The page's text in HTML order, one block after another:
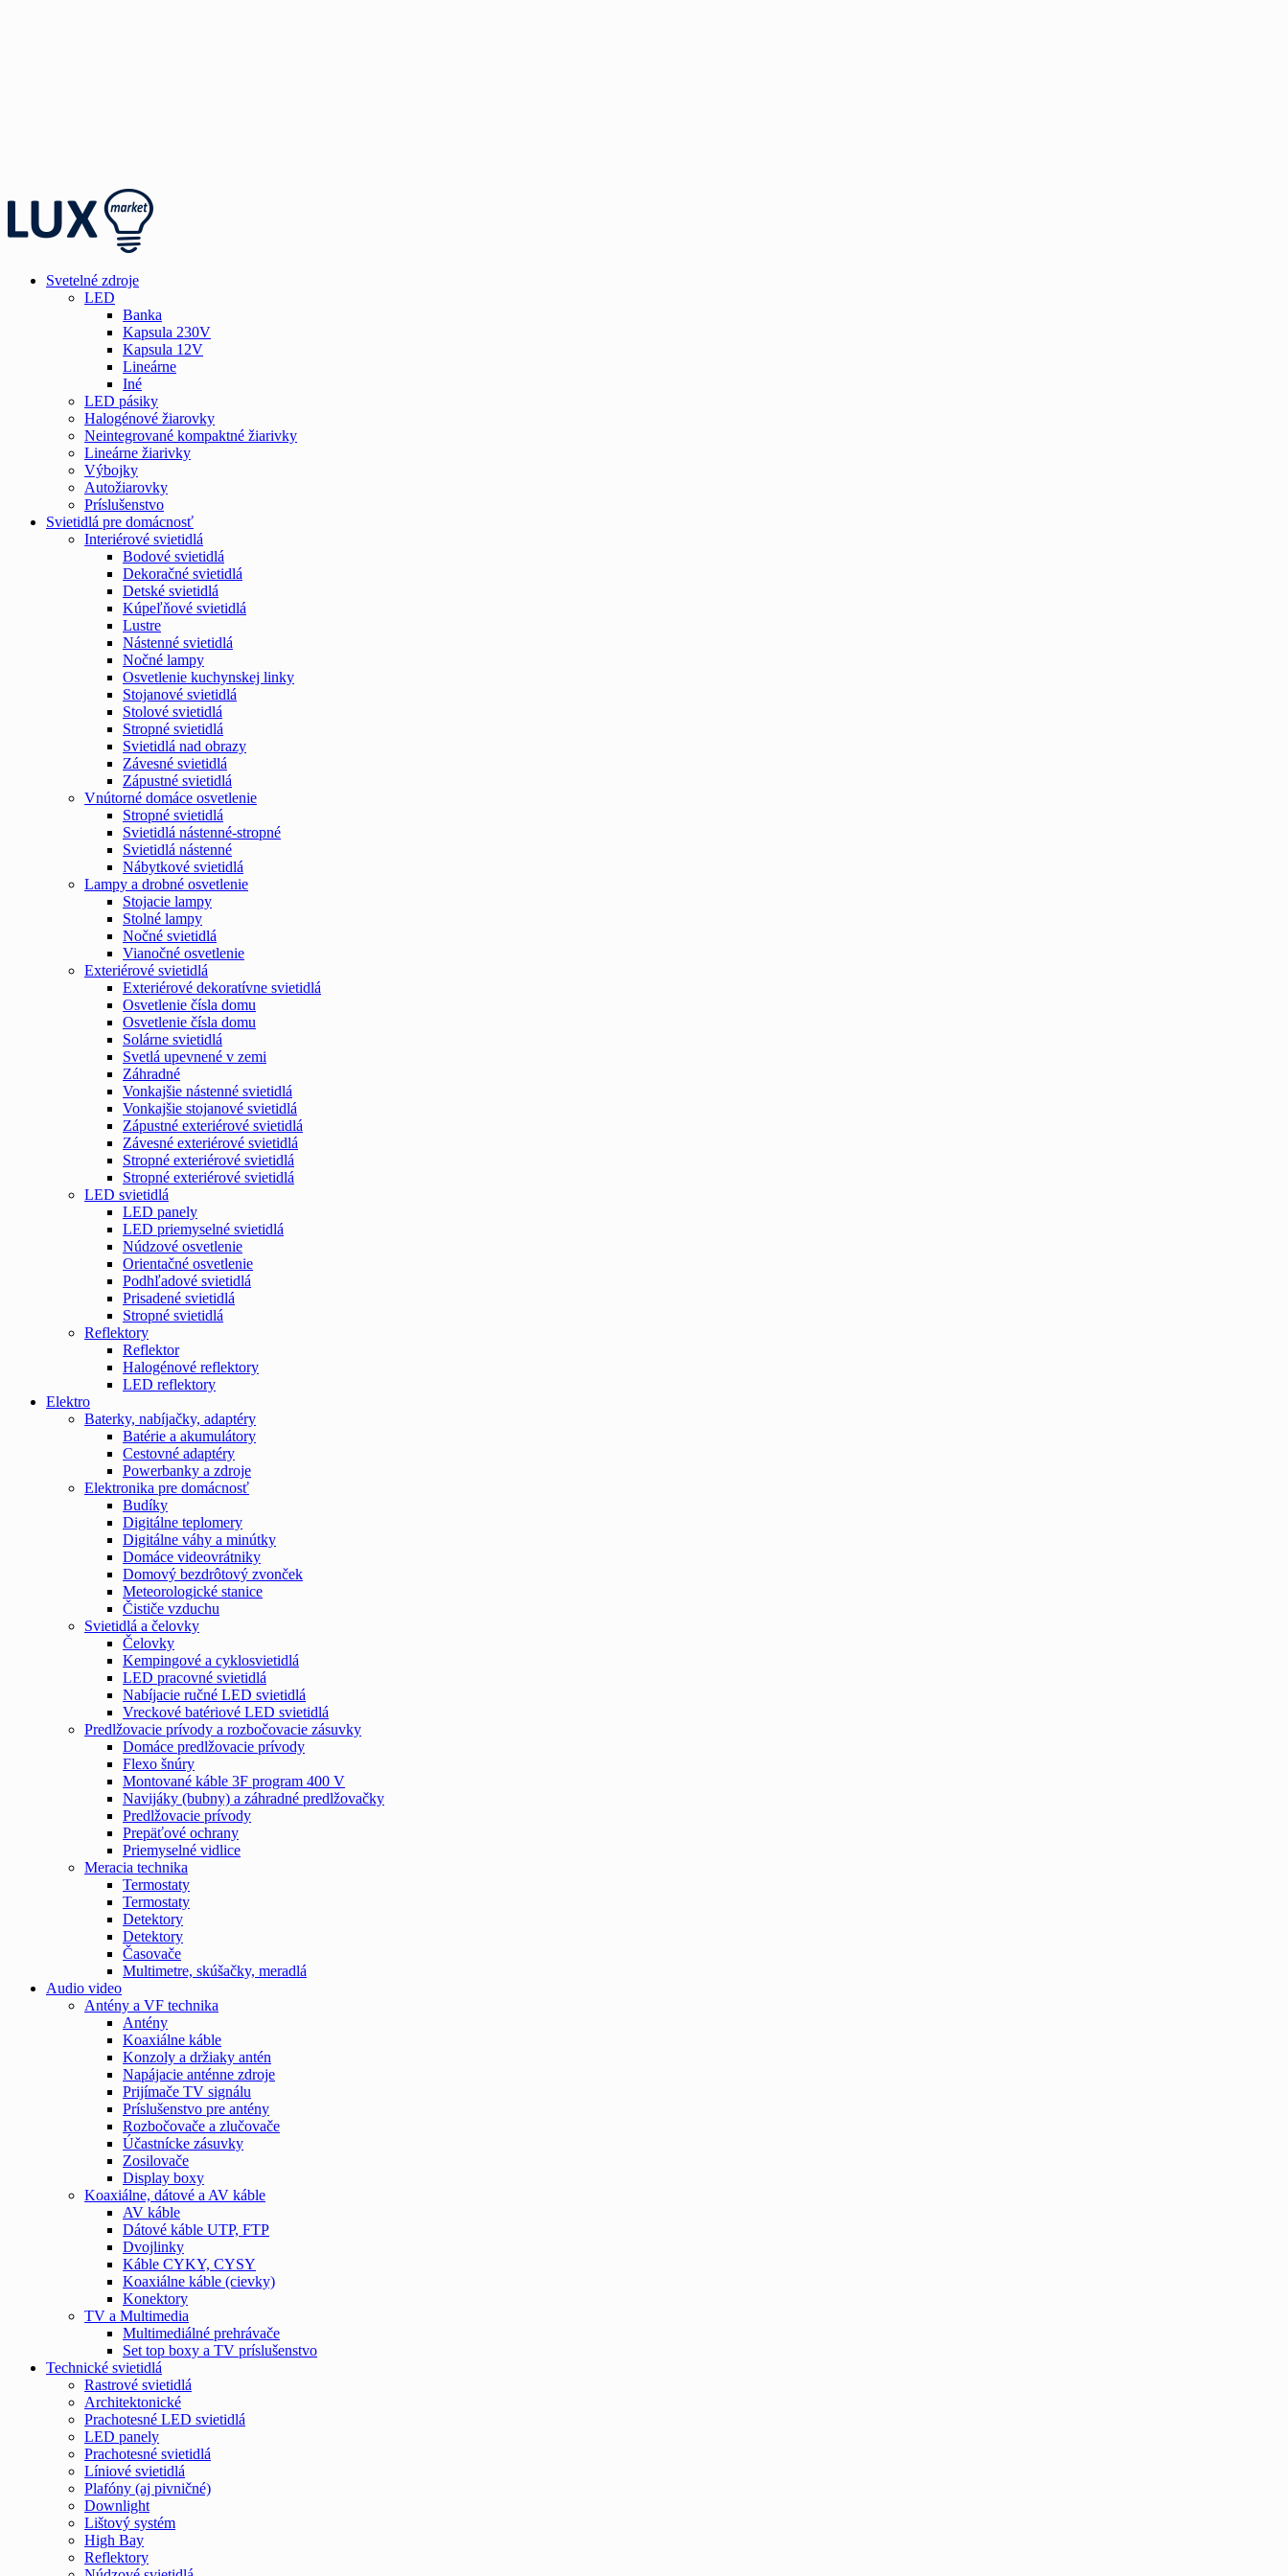
Svetelné zdroje
LED
Banka
Kapsula 230V
Kapsula 12V
Lineárne
Iné
LED pásiky
Halogénové žiarovky
Neintegrované kompaktné žiarivky
Lineárne žiarivky
Výbojky
Autožiarovky
Príslušenstvo
Svietidlá pre domácnosť
Interiérové svietidlá
Bodové svietidlá
Dekoračné svietidlá
Detské svietidlá
Kúpeľňové svietidlá
Lustre
Nástenné svietidlá
Nočné lampy
Osvetlenie kuchynskej linky
Stojanové svietidlá
Stolové svietidlá
Stropné svietidlá
Svietidlá nad obrazy
Závesné svietidlá
Zápustné svietidlá
Vnútorné domáce osvetlenie
Stropné svietidlá
Svietidlá nástenné-stropné
Svietidlá nástenné
Nábytkové svietidlá
Lampy a drobné osvetlenie
Stojacie lampy
Stolné lampy
Nočné svietidlá
Vianočné osvetlenie
Exteriérové svietidlá
Exteriérové dekoratívne svietidlá
Osvetlenie čísla domu
Osvetlenie čísla domu
Solárne svietidlá
Svetlá upevnené v zemi
Záhradné
Vonkajšie nástenné svietidlá
Vonkajšie stojanové svietidlá
Zápustné exteriérové svietidlá
Závesné exteriérové svietidlá
Stropné exteriérové svietidlá
Stropné exteriérové svietidlá
LED svietidlá
LED panely
LED priemyselné svietidlá
Núdzové osvetlenie
Orientačné osvetlenie
Podhľadové svietidlá
Prisadené svietidlá
Stropné svietidlá
Reflektory
Reflektor
Halogénové reflektory
LED reflektory
Elektro
Baterky, nabíjačky, adaptéry
Batérie a akumulátory
Cestovné adaptéry
Powerbanky a zdroje
Elektronika pre domácnosť
Budíky
Digitálne teplomery
Digitálne váhy a minútky
Domáce videovrátniky
Domový bezdrôtový zvonček
Meteorologické stanice
Čističe vzduchu
Svietidlá a čelovky
Čelovky
Kempingové a cyklosvietidlá
LED pracovné svietidlá
Nabíjacie ručné LED svietidlá
Vreckové batériové LED svietidlá
Predlžovacie prívody a rozbočovacie zásuvky
Domáce predlžovacie prívody
Flexo šnúry
Montované káble 3F program 400 V
Navijáky (bubny) a záhradné predlžovačky
Predlžovacie prívody
Prepäťové ochrany
Priemyselné vidlice
Meracia technika
Termostaty
Termostaty
Detektory
Detektory
Časovače
Multimetre, skúšačky, meradlá
Audio video
Antény a VF technika
Antény
Koaxiálne káble
Konzoly a držiaky antén
Napájacie anténne zdroje
Prijímače TV signálu
Príslušenstvo pre antény
Rozbočovače a zlučovače
Účastnícke zásuvky
Zosilovače
Display boxy
Koaxiálne, dátové a AV káble
AV káble
Dátové káble UTP, FTP
Dvojlinky
Káble CYKY, CYSY
Koaxiálne káble (cievky)
Konektory
TV a Multimedia
Multimediálné prehrávače
Set top boxy a TV príslušenstvo
Technické svietidlá
Rastrové svietidlá
Architektonické
Prachotesné LED svietidlá
LED panely
Prachotesné svietidlá
Líniové svietidlá
Plafóny (aj pivničné)
Downlight
Lištový systém
High Bay
Reflektory